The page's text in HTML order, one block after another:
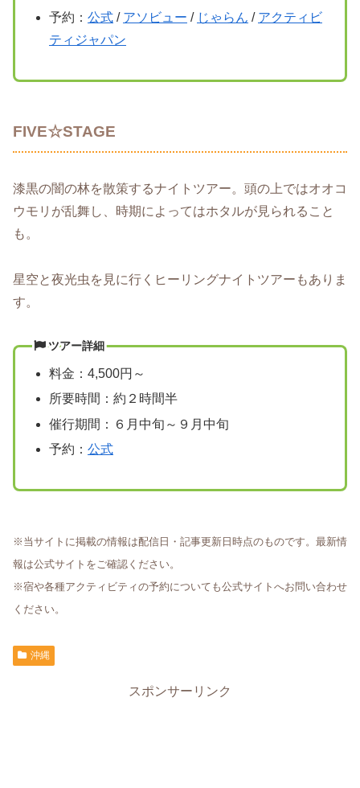
予約： 公式/ アソビュー / じゃらん / アクティビ
ティジャパン
FIVE☆STAGE
漆黒の闇の林を散策するナイトツアー。頭の上ではオオコ
ウモリが乱舞し、時期によってはホタルが見られること
も。
星空と夜光虫を見に行くヒーリングナイトツアーもありま
す。
ツアー詳細
料金：4,500円～
所要時間：約２時間半
催行期間：６月中旬～９月中旬
予約： 公式
※当サイトに掲載の情報は配信日・記事更新日時点のものです。最新情
報は公式サイトをご確認ください。
※宿や各種アクティビティの予約についても公式サイトへお問い合わせ
ください。
沖縄
スポンサーリンク